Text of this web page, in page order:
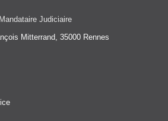
Mandataire Judiciaire
Mitterrand, 35000 Rennes